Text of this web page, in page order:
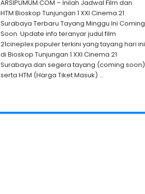
ARSIPUMUM.COM – Inilah Jadwal Film dan
HTM Bioskop Tunjungan 1 XXI Cinema 21
Surabaya Terbaru Tayang Minggu Ini Coming
Soon. Update info teranyar judul film
21cineplex populer terkini yang tayang hari ini
di Bioskop Tunjungan 1 XXI Cinema 21
Surabaya dan segera tayang (coming soon)
serta HTM (Harga Tiket Masuk) …